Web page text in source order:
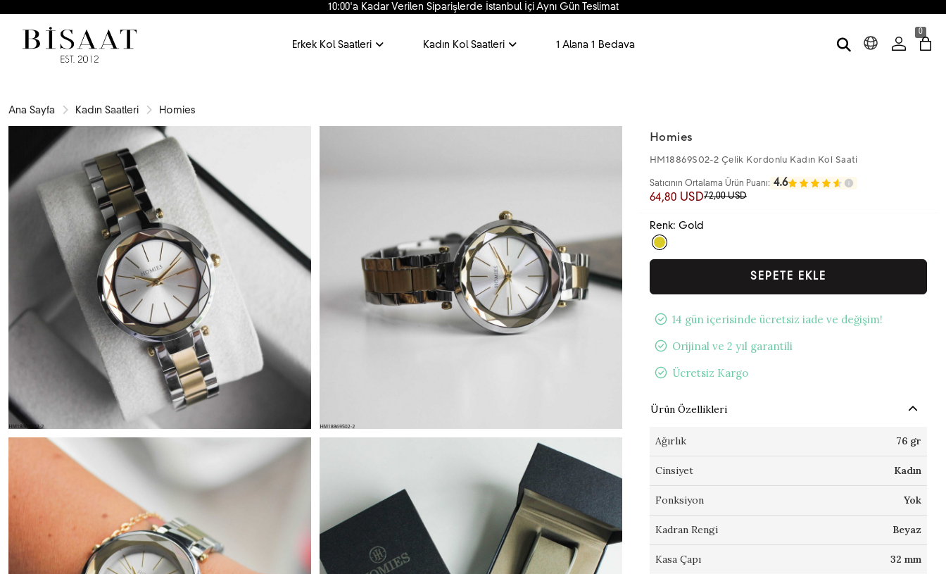
10:00'a Kadar Verilen Siparişlerde İstanbul İçi Aynı Gün Teslimat
Erkek Kol Saatleri Kadın Kol Saatleri 1 Alana 1 Bedava
0
Ana Sayfa Kadın Saatleri Homies
Homies
HM18869S02-2 Çelik Kordonlu Kadın Kol Saati
Satıcının Ortalama Ürün Puanı: 4.6
64,80 USD72,00 USD
Renk: Gold
SEPETE EKLE
14 gün içerisinde ücretsiz iade ve değişim!
Orijinal ve 2 yıl garantili
Ücretsiz Kargo
Ürün Özellikleri
Ağırlık 76 gr
Cinsiyet Kadın
Fonksiyon Yok
Kadran Rengi Beyaz
Kasa Çapı 32 mm